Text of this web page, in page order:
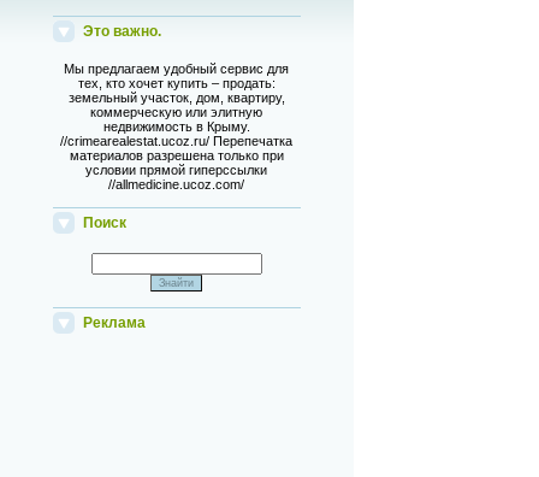
Это важно.
Мы предлагаем удобный сервис для
тех, кто хочет купить – продать:
земельный участок, дом, квартиру,
коммерческую или элитную
недвижимость в Крыму.
//crimearealestat.ucoz.ru/ Перепечатка
материалов разрешена только при
условии прямой гиперссылки
//allmedicine.ucoz.com/
Поиск
Реклама